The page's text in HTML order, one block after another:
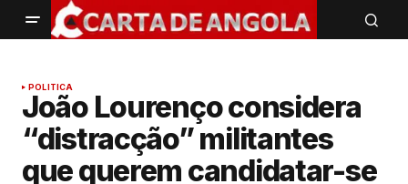
POLITICA
João Lourenço considera
“distracção” militantes
que querem candidatar-se